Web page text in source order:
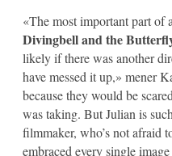
«The most important part of
Divingbell and the
likely if there was another
have messed it up,» mener
because they would be
was taking. But Julian is
filmmaker, who’s not afraid
embraced every single